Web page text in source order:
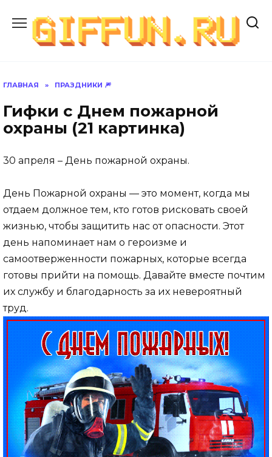
содержанию
ГЛАВНАЯ » ПРАЗДНИКИ 🎆
Гифки с Днем пожарной
охраны (21 картинка)
30 апреля – День пожарной охраны.
День Пожарной охраны — это момент, когда мы
отдаем должное тем, кто готов рисковать своей
жизнью, чтобы защитить нас от опасности. Этот
день напоминает нам о героизме и
самоотверженности пожарных, которые всегда
готовы прийти на помощь. Давайте вместе почтим
их службу и благодарность за их невероятный
труд.